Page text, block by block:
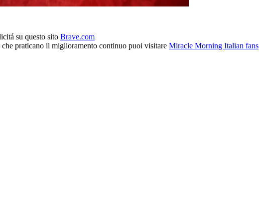
su questo sito Brave.com
praticano il miglioramento continuo puoi visitare Miracle Morning Italian fans